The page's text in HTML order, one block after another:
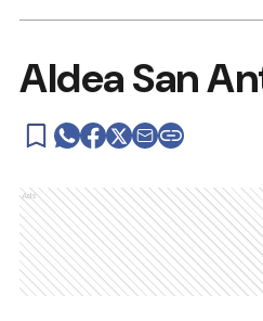
Aldea San
Ads